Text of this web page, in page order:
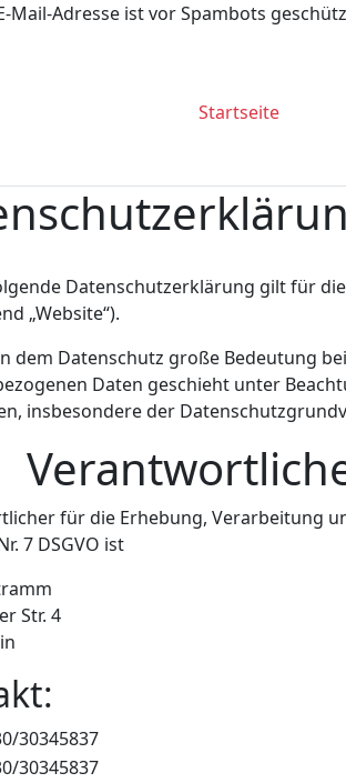
Mail-Adresse ist vor Spambots
Startseite
Datenschutzerklärung gilt für
„Website“).
dem Datenschutz große Bedeutung
Daten geschieht unter
insbesondere der
für die Erhebung, Verarbeitung
7 DSGVO ist
Str. 4
30345837
30345837